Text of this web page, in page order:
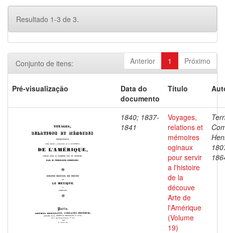
Resultado 1-3 de 3.
Anterior 1 Próximo
Conjunto de itens:
Pré-visualização
Data do
documento
Título
1840; 1837-
1841
Voyages,
relations et
mémoires
oginaux
pour servir
a l'histoire
de la
découve
Arte de
l'Amérique
(Volume
19)